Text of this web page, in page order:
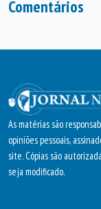
Comentários
As matérias são
opiniões pessoais,
site. Cópias são
seja modificado.